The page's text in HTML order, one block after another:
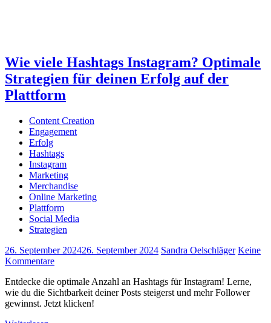
Wie viele Hashtags Instagram? Optimale
Strategien für deinen Erfolg auf der
Plattform
Content Creation
Engagement
Erfolg
Hashtags
Instagram
Marketing
Merchandise
Online Marketing
Plattform
Social Media
Strategien
26. September 202426. September 2024 Sandra Oelschläger Keine
Kommentare
Entdecke die optimale Anzahl an Hashtags für Instagram! Lerne,
wie du die Sichtbarkeit deiner Posts steigerst und mehr Follower
gewinnst. Jetzt klicken!